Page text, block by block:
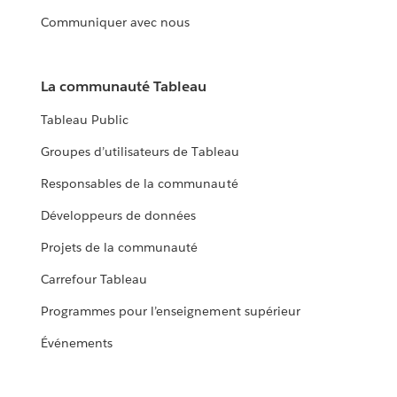
Communiquer avec nous
La communauté Tableau
Tableau Public
Groupes d’utilisateurs de Tableau
Responsables de la communauté
Développeurs de données
Projets de la communauté
Carrefour Tableau
Programmes pour l’enseignement supérieur
Événements